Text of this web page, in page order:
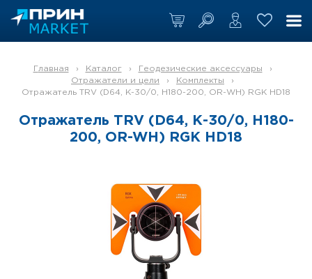
Главная › Каталог › Геодезические аксессуары
›
Отражатели и цели
› Комплекты
›
Отражатель TRV (D64, К-30/0, H180-200, OR-WH) RGK HD18
Отражатель TRV (D64, К-30/0, H180-
200, OR-WH) RGK HD18